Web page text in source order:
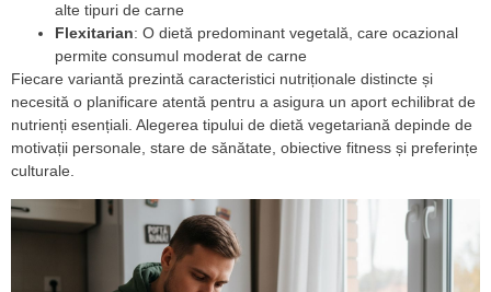
alte tipuri de carne
Flexitarian: O dietă predominant vegetală, care ocazional
permite consumul moderat de carne
Fiecare variantă prezintă caracteristici nutriționale distincte și
necesită o planificare atentă pentru a asigura un aport echilibrat de
nutrienți esențiali. Alegerea tipului de dietă vegetariană depinde de
motivații personale, stare de sănătate, obiective fitness și preferințe
culturale.